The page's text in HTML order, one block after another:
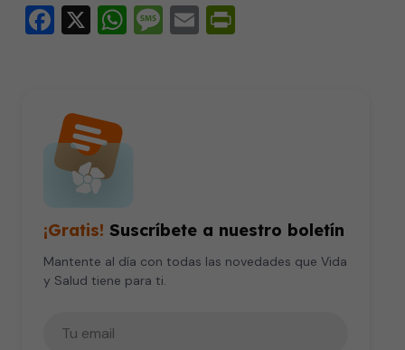
Facebook
X WhatsApp
Message
Email
¡Gratis! Suscríbete a nuestro boletín
Mantente al día con todas las novedades que Vida
y Salud tiene para ti.